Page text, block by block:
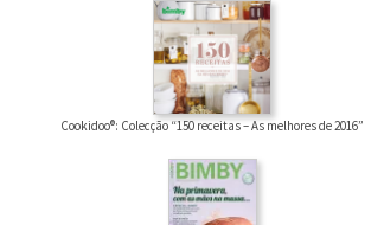
Cookidoo®: Colecção “150 receitas – As melhores de 2016”